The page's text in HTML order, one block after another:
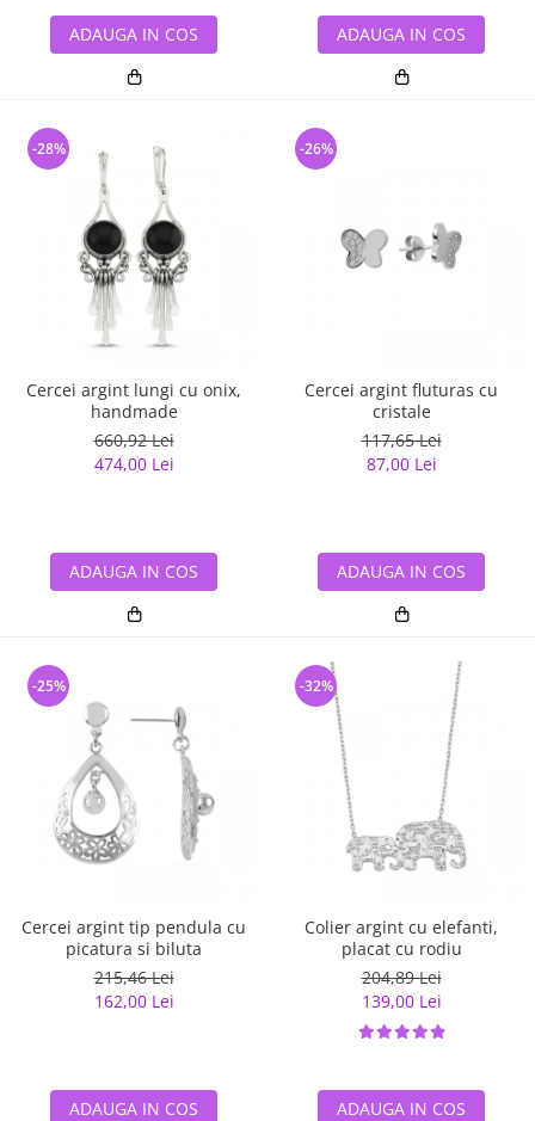
ADAUGA IN COS ADAUGA IN COS
Cercei argint lungi cu onix,
handmade
660,92 Lei
474,00 Lei
-28%
ADAUGA IN COS
Cercei argint fluturas cu
cristale
117,65 Lei
87,00 Lei
-26%
ADAUGA IN COS
Cercei argint tip pendula cu
picatura si biluta
215,46 Lei
162,00 Lei
-25%
ADAUGA IN COS
Colier argint cu elefanti,
placat cu rodiu
204,89 Lei
139,00 Lei
-32%
ADAUGA IN COS